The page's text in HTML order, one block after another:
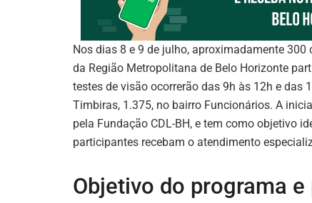
Nos dias 8 e 9 de julho, aproximadamente
da Região Metropolitana de Belo Horizonte
testes de visão ocorrerão das 9h às 12h e das
Timbiras, 1.375, no bairro Funcionários. A
pela Fundação CDL-BH, e tem como objetivo
participantes recebam o atendimento
Objetivo do programa